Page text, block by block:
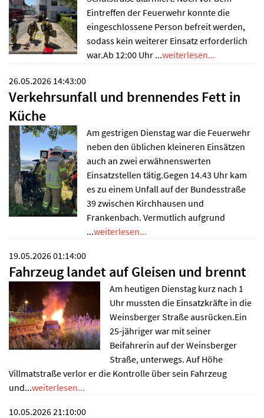
Eintreffen der Feuerwehr konnte die
eingeschlossene Person befreit werden,
sodass kein weiterer Einsatz erforderlich
war.Ab 12:00 Uhr ...weiterlesen...
26.05.2026 14:43:00
Verkehrsunfall und brennendes Fett in
Küche
Am gestrigen Dienstag war die Feuerwehr
neben den üblichen kleineren Einsätzen
auch an zwei erwähnenswerten
Einsatzstellen tätig.Gegen 14.43 Uhr kam
es zu einem Unfall auf der Bundesstraße
39 zwischen Kirchhausen und
Frankenbach. Vermutlich aufgrund
...weiterlesen...
19.05.2026 01:14:00
Fahrzeug landet auf Gleisen und brennt
Am heutigen Dienstag kurz nach 1
Uhr mussten die Einsatzkräfte in die
Weinsberger Straße ausrücken.Ein
25-jähriger war mit seiner
Beifahrerin auf der Weinsberger
Straße, unterwegs. Auf Höhe
Villmatstraße verlor er die Kontrolle über sein Fahrzeug
und...weiterlesen...
10.05.2026 21:10:00